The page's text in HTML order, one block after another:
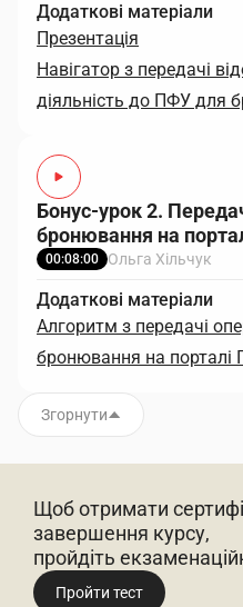
Додаткові матеріали
Презентація
Навігатор з передачі
діяльність до ПФУ для
Бонус-урок 2.
бронювання на
00:08:00 Ольга Хільчук
Додаткові матеріали
Алгоритм з передачі
бронювання на порталі
Згорнути
Щоб отримати
завершення курсу,
пройдіть
Пройти тест